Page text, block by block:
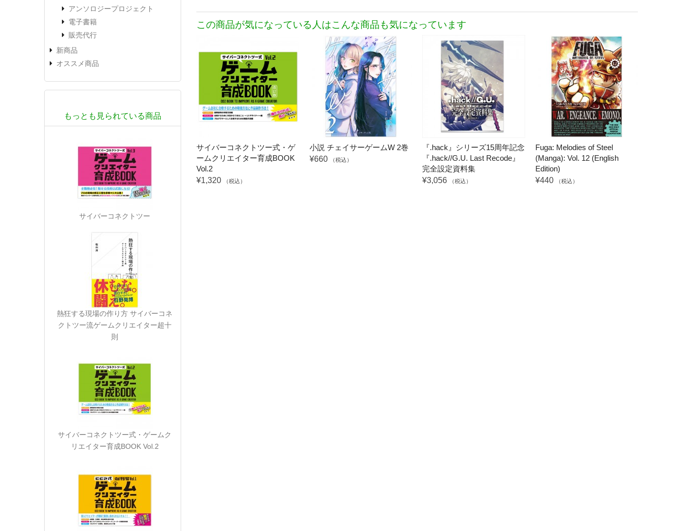
この商品が気になっている人はこんな商品も気になっています
サイバーコネクトツー式・ゲ
ームクリエイター育成BOOK
Vol.2
¥1,320
（税込）
小説 チェイサーゲームW 2巻
¥660
（税込）
『.hack』シリーズ15周年記念
『.hack//G.U. Last Recode』
完全設定資料集
¥3,056
（税込）
Fuga: Melodies of Steel
(Manga): Vol. 12 (English
Edition)
¥440
（税込）
アンソロジープロジェクト
電子書籍
販売代行
新商品
オススメ商品
もっとも見られている商品
サイバーコネクトツー
熱狂する現場の作り方 サイバーコネ
クトツー流ゲームクリエイター超十
則
サイバーコネクトツー式・ゲームク
リエイター育成BOOK Vol.2